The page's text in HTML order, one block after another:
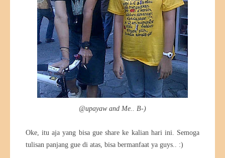
@upayaw and Me.. B-)
Oke, itu aja yang bisa gue share ke kalian hari ini. Semoga
tulisan panjang gue di atas, bisa bermanfaat ya guys.. :)